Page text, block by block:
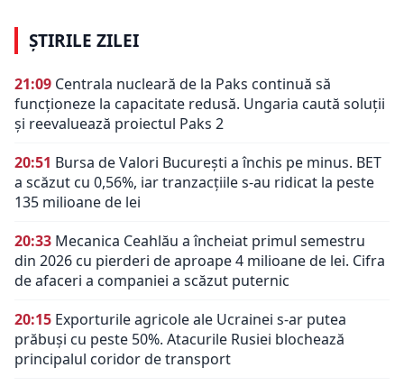
ȘTIRILE ZILEI
21:09 Centrala nucleară de la Paks continuă să
funcționeze la capacitate redusă. Ungaria caută soluții
și reevaluează proiectul Paks 2
20:51 Bursa de Valori București a închis pe minus. BET
a scăzut cu 0,56%, iar tranzacțiile s-au ridicat la peste
135 milioane de lei
20:33 Mecanica Ceahlău a încheiat primul semestru
din 2026 cu pierderi de aproape 4 milioane de lei. Cifra
de afaceri a companiei a scăzut puternic
20:15 Exporturile agricole ale Ucrainei s-ar putea
prăbuși cu peste 50%. Atacurile Rusiei blochează
principalul coridor de transport